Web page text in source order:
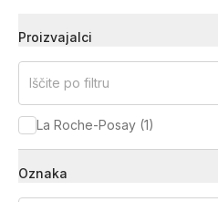
Proizvajalci
Iščite po filtru
La Roche-Posay (1)
Oznaka